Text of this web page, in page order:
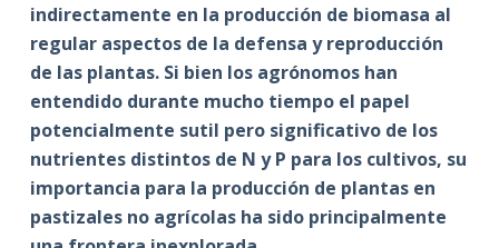
indirectamente en la producción de biomasa al
regular aspectos de la defensa y reproducción
de las plantas. Si bien los agrónomos han
entendido durante mucho tiempo el papel
potencialmente sutil pero significativo de los
nutrientes distintos de N y P para los cultivos, su
importancia para la producción de plantas en
pastizales no agrícolas ha sido principalmente